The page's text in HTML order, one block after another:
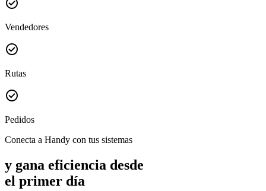
Vendedores
check_circle
Rutas
check_circle
Pedidos
Conecta a Handy con tus sistemas
y gana eficiencia desde
el primer día